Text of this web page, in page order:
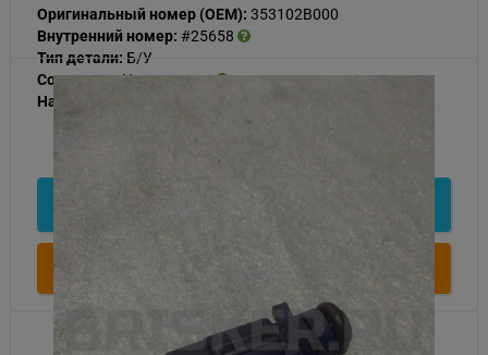
Оригинальный номер (OEM): 353102B000
Внутренний номер: #25658
Тип детали: Б/У
Состояние:Нормальное
Наличие:
Подробнее
Купить